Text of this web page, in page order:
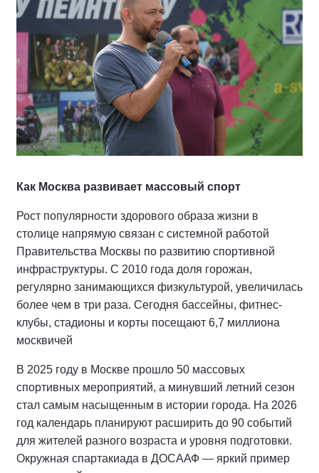
Как Москва развивает массовый спорт
Рост популярности здорового образа жизни в
столице напрямую связан с системной работой
Правительства Москвы по развитию спортивной
инфраструктуры. С 2010 года доля горожан,
регулярно занимающихся физкультурой, увеличилась
более чем в три раза. Сегодня бассейны, фитнес-
клубы, стадионы и корты посещают 6,7 миллиона
москвичей
В 2025 году в Москве прошло 50 массовых
спортивных мероприятий, а минувший летний сезон
стал самым насыщенным в истории города. На 2026
год календарь планируют расширить до 90 событий
для жителей разного возраста и уровня подготовки.
Окружная спартакиада в ДОСААФ — яркий пример